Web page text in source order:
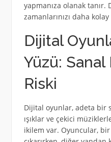
yapmanıza olanak tanır.
zamanlarınızı daha
Dijital
Yüzü: Sanal
Riski
Dijital oyunlar, adeta bir
ışıklar ve çekici
ikilem var. Oyuncular,